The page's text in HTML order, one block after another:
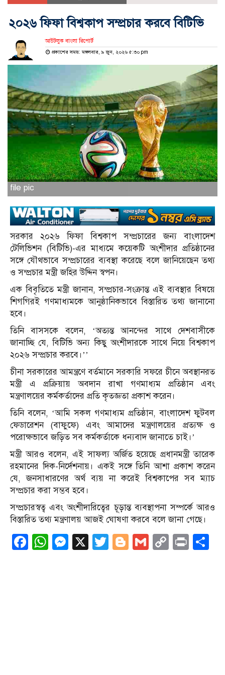
২০২৬ ফিফা বিশ্বকাপ সম্প্রচার করবে বিটিভি
আউটলুক বাংলা রিপোর্ট
প্রকাশের সময়: মঙ্গলবার, ৯ জুন, ২০২৬ ৫:৩০ pm
file pic
সরকার ২০২৬ ফিফা বিশ্বকাপ সম্প্রচারের জন্য বাংলাদেশ
টেলিভিশন (বিটিভি)-এর মাধ্যমে কয়েকটি অংশীদার প্রতিষ্ঠানের
সঙ্গে যৌথভাবে সম্প্রচারের ব্যবস্থা করেছে বলে জানিয়েছেন তথ্য
ও সম্প্রচার মন্ত্রী জহির উদ্দিন স্বপন।
এক বিবৃতিতে মন্ত্রী জানান, সম্প্রচার-সংক্রান্ত এই ব্যবস্থার বিষয়ে
শিগগিরই গণমাধ্যমকে আনুষ্ঠানিকভাবে বিস্তারিত তথ্য জানানো
হবে।
তিনি বাসসকে বলেন, ‘অত্যন্ত আনন্দের সাথে দেশবাসীকে
জানাচ্ছি যে, বিটিভি অন্য কিছু অংশীদারকে সাথে নিয়ে বিশ্বকাপ
২০২৬ সম্প্রচার করবে।’’
চীনা সরকারের আমন্ত্রণে বর্তমানে সরকারি সফরে চীনে অবস্থানরত
মন্ত্রী এ প্রক্রিয়ায় অবদান রাখা গণমাধ্যম প্রতিষ্ঠান এবং
মন্ত্রণালয়ের কর্মকর্তাদের প্রতি কৃতজ্ঞতা প্রকাশ করেন।
তিনি বলেন, ‘আমি সকল গণমাধ্যম প্রতিষ্ঠান, বাংলাদেশ ফুটবল
ফেডারেশন (বাফুফে) এবং আমাদের মন্ত্রণালয়ের প্রত্যক্ষ ও
পরোক্ষভাবে জড়িত সব কর্মকর্তাকে ধন্যবাদ জানাতে চাই।’
মন্ত্রী আরও বলেন, এই সাফল্য অর্জিত হয়েছে প্রধানমন্ত্রী তারেক
রহমানের দিক-নির্দেশনায়। একই সঙ্গে তিনি আশা প্রকাশ করেন
যে, জনসাধারণের অর্থ ব্যয় না করেই বিশ্বকাপের সব ম্যাচ
সম্প্রচার করা সম্ভব হবে।
সম্প্রচারস্বত্ব এবং অংশীদারিত্বের চূড়ান্ত ব্যবস্থাপনা সম্পর্কে আরও
বিস্তারিত তথ্য মন্ত্রণালয় আজই ঘোষণা করবে বলে জানা গেছে।
Facebook
WhatsApp
Messenger
X Twitter
Blogger
GmailCopy
Print